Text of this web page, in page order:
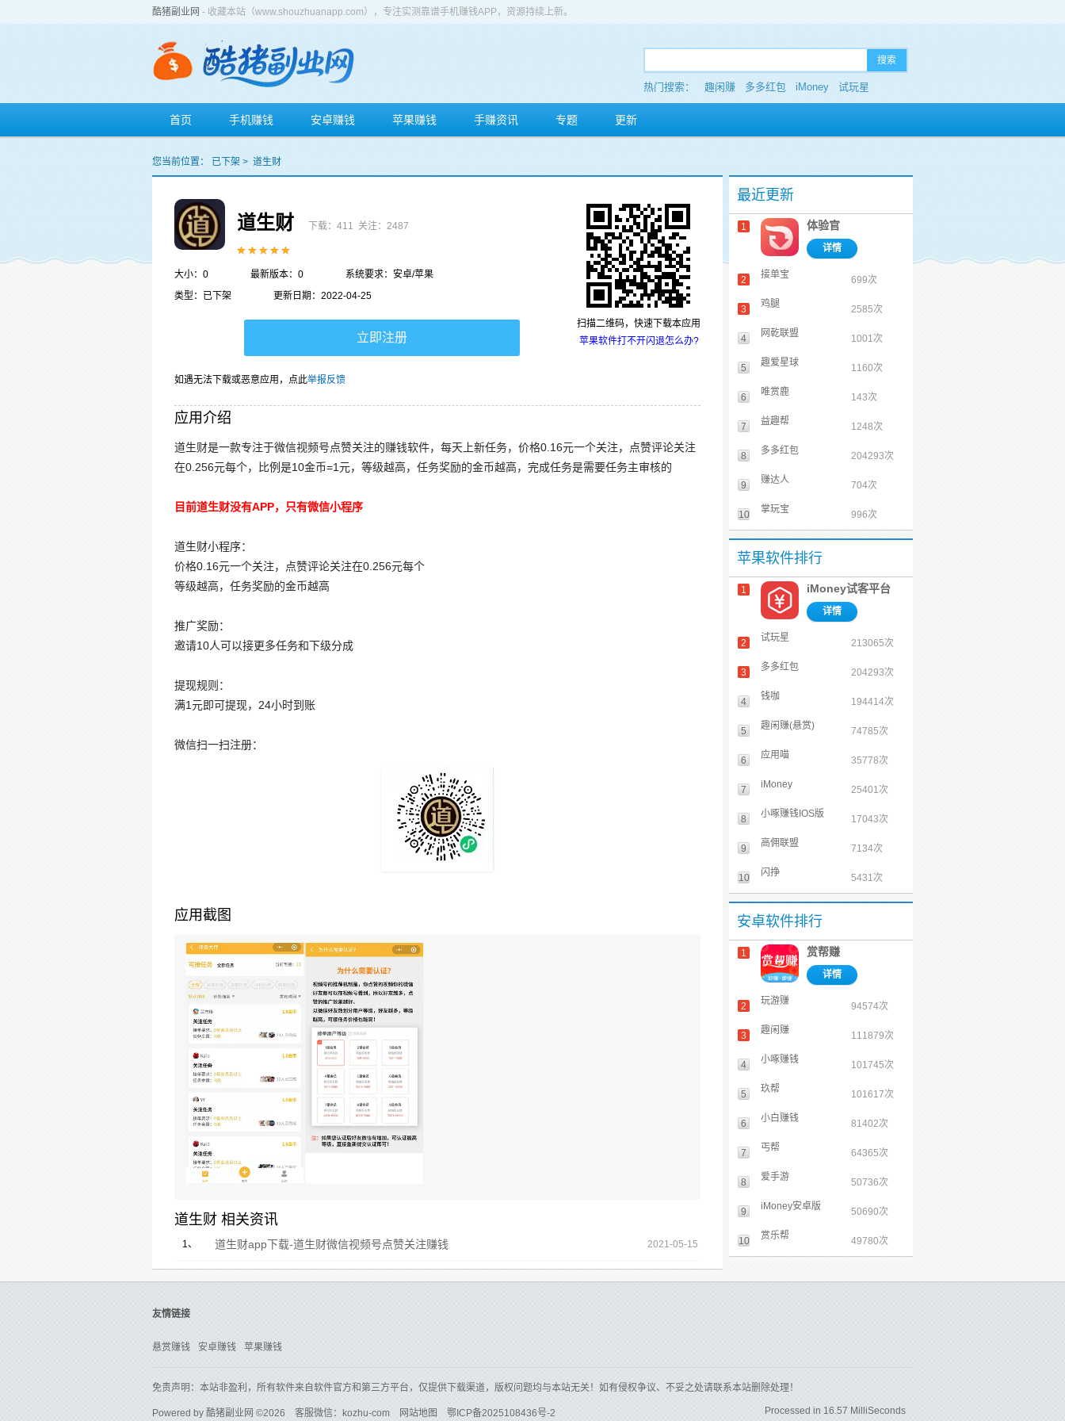
酷猪副业网 - 收藏本站（www.shouzhuanapp.com），专注实测靠谱手机赚钱APP，资源持续上新。
搜索
热门搜索： 趣闲赚 多多红包 iMoney 试玩星
首页 手机赚钱 安卓赚钱 苹果赚钱 手赚资讯 专题 更新
您当前位置： 已下架 > 道生财
扫描二维码，快速下载本应用
苹果软件打不开闪退怎么办?
道生财 下载：411 关注：2487
大小：0 最新版本：0
系统要求：安卓/苹果
类型：已下架
更新日期：2022-04-25
立即注册
如遇无法下载或恶意应用，点此举报反馈
应用介绍
道生财是一款专注于微信视频号点赞关注的赚钱软件，每天上新任务，价格0.16元一个关注，点赞评论关注
在0.256元每个，比例是10金币=1元，等级越高，任务奖励的金币越高，完成任务是需要任务主审核的
目前道生财没有APP，只有微信小程序
道生财小程序：
价格0.16元一个关注，点赞评论关注在0.256元每个
等级越高，任务奖励的金币越高
推广奖励：
邀请10人可以接更多任务和下级分成
提现规则：
满1元即可提现，24小时到账
微信扫一扫注册：
应用截图
道生财 相关资讯
1、 道生财app下载-道生财微信视频号点赞关注赚钱 2021-05-15
最近更新
1 体验官
详情
2 接单宝 699次
3 鸡腿 2585次
4 网乾联盟 1001次
5 趣爱星球 1160次
6 唯赏鹿 143次
7 益趣帮 1248次
8 多多红包 204293次
9 赚达人 704次
10 掌玩宝 996次
苹果软件排行
1 iMoney试客平台
详情
2 试玩星 213065次
3 多多红包 204293次
4 钱咖 194414次
5 趣闲赚(悬赏) 74785次
6 应用喵 35778次
7 iMoney 25401次
8 小啄赚钱IOS版 17043次
9 高佣联盟 7134次
10 闪挣 5431次
安卓软件排行
1 赏帮赚
详情
2 玩游赚 94574次
3 趣闲赚 111879次
4 小啄赚钱 101745次
5 玖帮 101617次
6 小白赚钱 81402次
7 丐帮 64365次
8 爱手游 50736次
9 iMoney安卓版 50690次
10 赏乐帮 49780次
友情链接
悬赏赚钱 安卓赚钱 苹果赚钱
免责声明：本站非盈利，所有软件来自软件官方和第三方平台，仅提供下载渠道，版权问题均与本站无关！如有侵权争议、不妥之处请联系本站删除处理！
Powered by 酷猪副业网 ©2026 客服微信：kozhu-com 网站地图 鄂ICP备2025108436号-2 Processed in 16.57 MilliSeconds